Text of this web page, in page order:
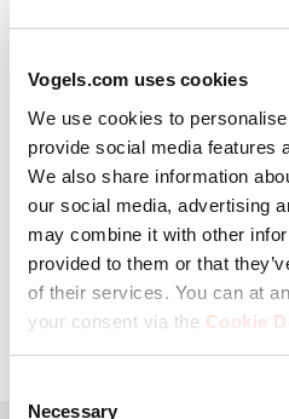
Vogels.com uses cookies
We use cookies to
provide social media features
We also share information
our social media, advertising
may combine it with other
provided to them or that
of their services. You can at
your consent via the Cookie
Necessary
Andere
We willen ons comfortabel
functionele elementen moeten
elegant mogelijk uitzien. De
vloerstandaard doe voldoet
Vooral als de televisie in het
en de achterkant zichtbaar is.
houten model met
schone, opgeruimde uitstraling.